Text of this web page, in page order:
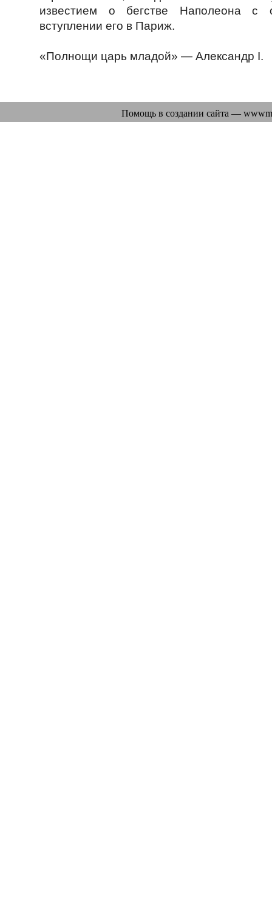
известием о бегстве Наполеона
вступлении его в Париж.
«Полнощи царь младой» — Александр I.
Помощь в создании сайта —